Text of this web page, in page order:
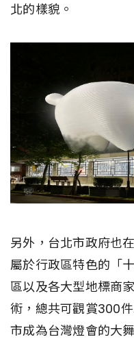
北的樣貌。
另外，台北市政府也
屬於行政區特色的「
區以及各大型地標商
術，總共可觀賞300
市成為台灣燈會的大